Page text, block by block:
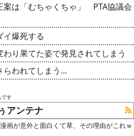
案は「むちゃくちゃ」 PTA協議会
イ爆死する
わり果てた姿で発見されてしまう
らわれてしまう…
です
アンテナ
画が意外と面白くて草、その理由がこれｗ